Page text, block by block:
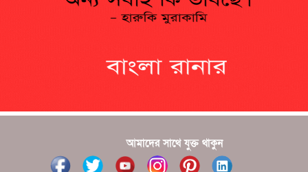
?????? ????? ?????? ???? ???? ?????
আমাদের সাথে যুক্ত থাকুন